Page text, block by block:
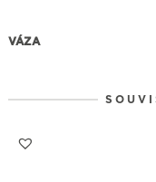
VÁZA